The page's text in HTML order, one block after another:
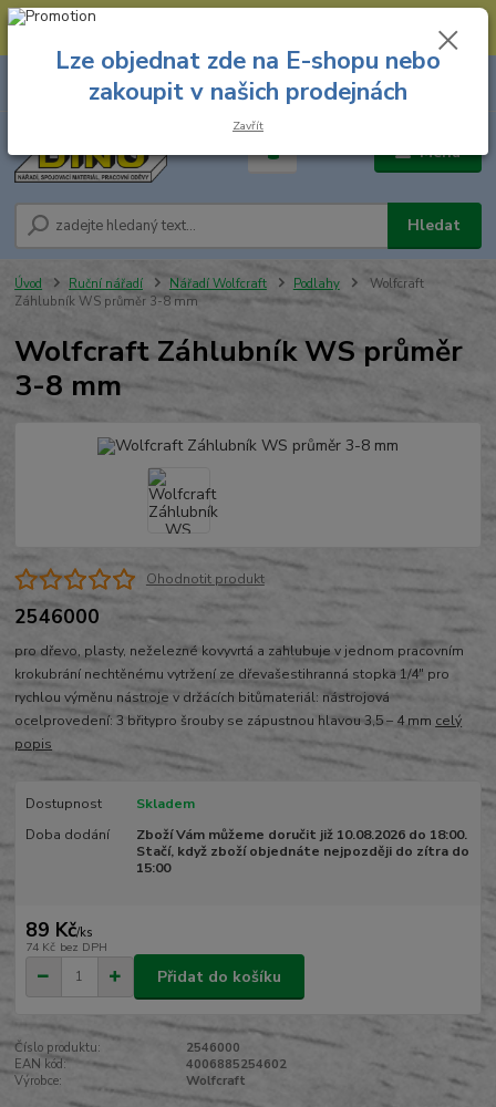
--- Spojovací materiál: 774 431 045 --- Prodejna nářadí: 731 449 423 --
Menu
Hledat
8.00 hod. - 16.00 hod.
za
Úvod Ruční nářadí Nářadí Wolfcraft Podlahy
Wolfcraft
Záhlubník WS průměr 3-8 mm
Wolfcraft Záhlubník WS průměr
3-8 mm
Ohodnotit produkt
2546000
pro dřevo, plasty, neželezné kovyvrtá a zahlubuje v jednom pracovním
krokubrání nechtěnému vytržení ze dřevašestihranná stopka 1/4" pro
rychlou výměnu nástroje v držácích bitůmateriál: nástrojová
ocelprovedení: 3 břitypro šrouby se zápustnou hlavou 3,5 – 4 mm celý
popis
Dostupnost
Skladem
Doba dodání
Zboží Vám můžeme doručit již 10.08.2026 do 18:00.
Stačí, když zboží objednáte nejpozději do zítra do
15:00
89 Kč/ks
74 Kč bez DPH
Přidat do košíku
Číslo produktu:
2546000
EAN kód:
4006885254602
Výrobce:
Wolfcraft
Lze objednat zde na E-shopu nebo
zakoupit v našich prodejnách
Zavřít